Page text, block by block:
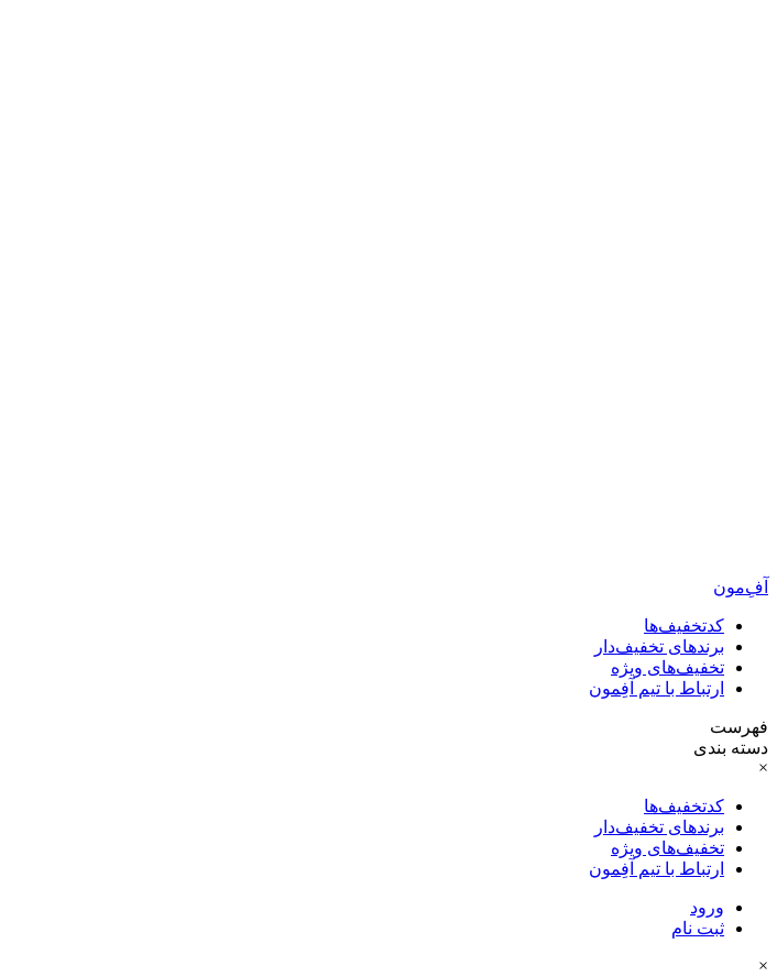
آفِ‌مون
کدتخفیف‌ها
برندهای تخفیف‌دار
تخفیف‌های ویژه
ارتباط با تیم آفِمون
فهرست
دسته بندی
×
کدتخفیف‌ها
برندهای تخفیف‌دار
تخفیف‌های ویژه
ارتباط با تیم آفِمون
ورود
ثبت نام
×